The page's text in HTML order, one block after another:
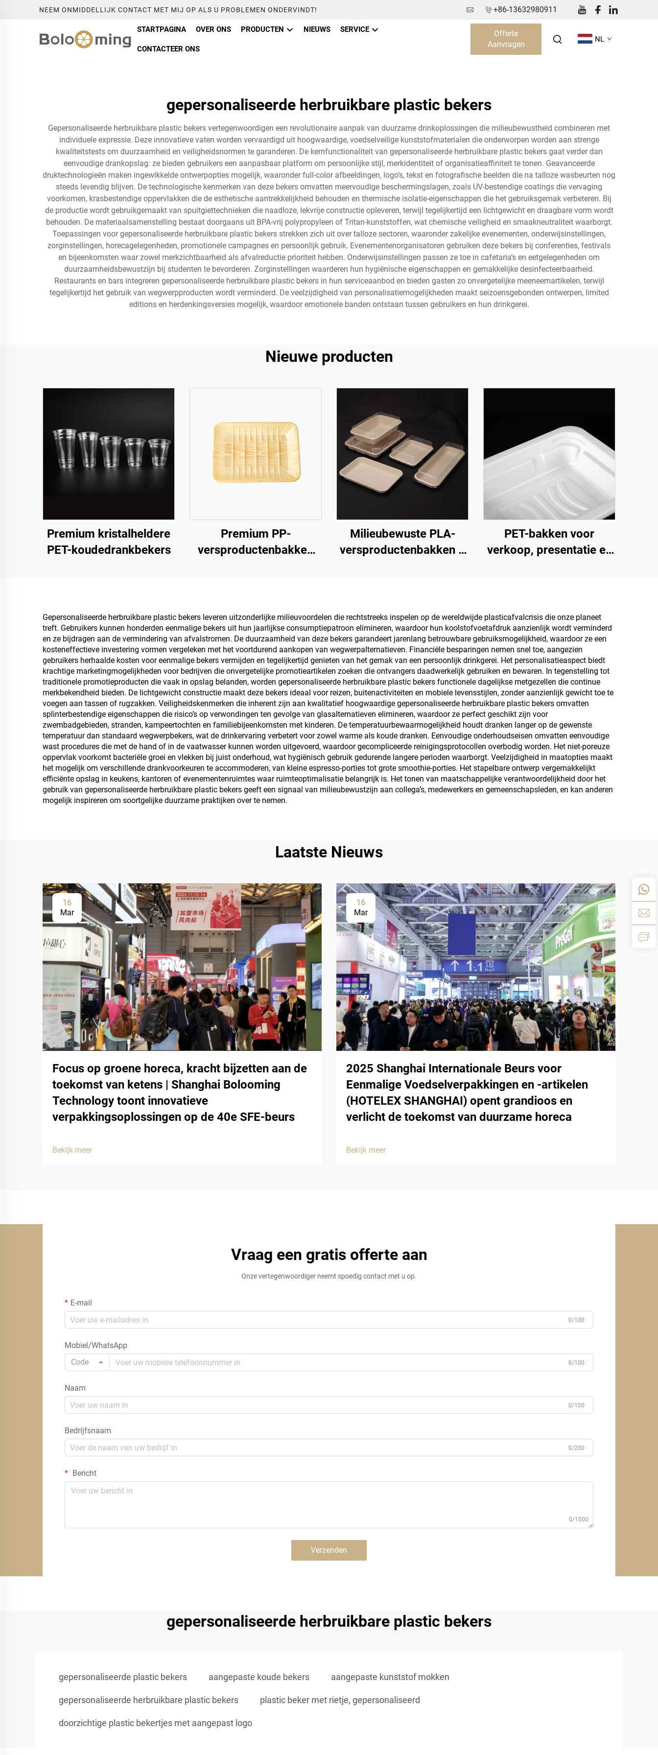
NEEM ONMIDDELLIJK CONTACT MET MIJ OP ALS U PROBLEMEN ONDERVINDT! +86-13632980911
STARTPAGINA OVER ONS PRODUCTEN NIEUWS SERVICE
CONTACTEER ONS
Offerte
Aanvragen
NL
gepersonaliseerde herbruikbare plastic bekers
Gepersonaliseerde herbruikbare plastic bekers vertegenwoordigen een revolutionaire aanpak van duurzame drinkoplossingen die milieubewustheid combineren met
individuele expressie. Deze innovatieve vaten worden vervaardigd uit hoogwaardige, voedselveilige kunststofmaterialen die onderworpen worden aan strenge
kwaliteitstests om duurzaamheid en veiligheidsnormen te garanderen. De kernfunctionaliteit van gepersonaliseerde herbruikbare plastic bekers gaat verder dan
eenvoudige drankopslag: ze bieden gebruikers een aanpasbaar platform om persoonlijke stijl, merkidentiteit of organisatieaffiniteit te tonen. Geavanceerde
druktechnologieën maken ingewikkelde ontwerpopties mogelijk, waaronder full-color afbeeldingen, logo’s, tekst en fotografische beelden die na talloze wasbeurten nog
steeds levendig blijven. De technologische kenmerken van deze bekers omvatten meervoudige beschermingslagen, zoals UV-bestendige coatings die vervaging
voorkomen, krasbestendige oppervlakken die de esthetische aantrekkelijkheid behouden en thermische isolatie-eigenschappen die het gebruiksgemak verbeteren. Bij
de productie wordt gebruikgemaakt van spuitgiettechnieken die naadloze, lekvrije constructie opleveren, terwijl tegelijkertijd een lichtgewicht en draagbare vorm wordt
behouden. De materiaalsamenstelling bestaat doorgaans uit BPA-vrij polypropyleen of Tritan-kunststoffen, wat chemische veiligheid en smaakneutraliteit waarborgt.
Toepassingen voor gepersonaliseerde herbruikbare plastic bekers strekken zich uit over talloze sectoren, waaronder zakelijke evenementen, onderwijsinstellingen,
zorginstellingen, horecagelegenheden, promotionele campagnes en persoonlijk gebruik. Evenementenorganisatoren gebruiken deze bekers bij conferenties, festivals
en bijeenkomsten waar zowel merkzichtbaarheid als afvalreductie prioriteit hebben. Onderwijsinstellingen passen ze toe in cafetaria’s en eetgelegenheden om
duurzaamheidsbewustzijn bij studenten te bevorderen. Zorginstellingen waarderen hun hygiënische eigenschappen en gemakkelijke desinfecteerbaarheid.
Restaurants en bars integreren gepersonaliseerde herbruikbare plastic bekers in hun serviceaanbod en bieden gasten zo onvergetelijke meeneemartikelen, terwijl
tegelijkertijd het gebruik van wegwerpproducten wordt verminderd. De veelzijdigheid van personalisatiemogelijkheden maakt seizoensgebonden ontwerpen, limited
editions en herdenkingsversies mogelijk, waardoor emotionele banden ontstaan tussen gebruikers en hun drinkgerei.
Nieuwe producten
Premium kristalheldere
PET-koudedrankbekers
Premium PP-
versproductenbakken
Milieubewuste PLA-
versproductenbakken –
PET-bakken voor
verkoop, presentatie en
Gepersonaliseerde herbruikbare plastic bekers leveren uitzonderlijke milieuvoordelen die rechtstreeks inspelen op de wereldwijde plasticafvalcrisis die onze planeet
treft. Gebruikers kunnen honderden eenmalige bekers uit hun jaarlijkse consumptiepatroon elimineren, waardoor hun koolstofvoetafdruk aanzienlijk wordt verminderd
en ze bijdragen aan de vermindering van afvalstromen. De duurzaamheid van deze bekers garandeert jarenlang betrouwbare gebruiksmogelijkheid, waardoor ze een
kosteneffectieve investering vormen vergeleken met het voortdurend aankopen van wegwerpalternatieven. Financiële besparingen nemen snel toe, aangezien
gebruikers herhaalde kosten voor eenmalige bekers vermijden en tegelijkertijd genieten van het gemak van een persoonlijk drinkgerei. Het personalisatieaspect biedt
krachtige marketingmogelijkheden voor bedrijven die onvergetelijke promotieartikelen zoeken die ontvangers daadwerkelijk gebruiken en bewaren. In tegenstelling tot
traditionele promotieproducten die vaak in opslag belanden, worden gepersonaliseerde herbruikbare plastic bekers functionele dagelijkse metgezellen die continue
merkbekendheid bieden. De lichtgewicht constructie maakt deze bekers ideaal voor reizen, buitenactiviteiten en mobiele levensstijlen, zonder aanzienlijk gewicht toe te
voegen aan tassen of rugzakken. Veiligheidskenmerken die inherent zijn aan kwalitatief hoogwaardige gepersonaliseerde herbruikbare plastic bekers omvatten
splinterbestendige eigenschappen die risico’s op verwondingen ten gevolge van glasalternatieven elimineren, waardoor ze perfect geschikt zijn voor
zwembadgebieden, stranden, kampeertochten en familiebijeenkomsten met kinderen. De temperatuurbewaarmogelijkheid houdt dranken langer op de gewenste
temperatuur dan standaard wegwerpbekers, wat de drinkervaring verbetert voor zowel warme als koude dranken. Eenvoudige onderhoudseisen omvatten eenvoudige
wast procedures die met de hand of in de vaatwasser kunnen worden uitgevoerd, waardoor gecompliceerde reinigingsprotocollen overbodig worden. Het niet-poreuze
oppervlak voorkomt bacteriële groei en vlekken bij juist onderhoud, wat hygiënisch gebruik gedurende langere perioden waarborgt. Veelzijdigheid in maatopties maakt
het mogelijk om verschillende drankvoorkeuren te accommoderen, van kleine espresso-porties tot grote smoothie-porties. Het stapelbare ontwerp vergemakkelijkt
efficiënte opslag in keukens, kantoren of evenementenruimtes waar ruimteoptimalisatie belangrijk is. Het tonen van maatschappelijke verantwoordelijkheid door het
gebruik van gepersonaliseerde herbruikbare plastic bekers geeft een signaal van milieubewustzijn aan collega’s, medewerkers en gemeenschapsleden, en kan anderen
mogelijk inspireren om soortgelijke duurzame praktijken over te nemen.
Laatste Nieuws
16
Mar
Focus op groene horeca, kracht bijzetten aan de
toekomst van ketens | Shanghai Bolooming
Technology toont innovatieve
verpakkingsoplossingen op de 40e SFE-beurs
Bekijk meer
16
Mar
2025 Shanghai Internationale Beurs voor
Eenmalige Voedselverpakkingen en -artikelen
(HOTELEX SHANGHAI) opent grandioos en
verlicht de toekomst van duurzame horeca
Bekijk meer
Vraag een gratis offerte aan
Onze vertegenwoordiger neemt spoedig contact met u op.
E-mail
0/100
Mobiel/WhatsApp
Code
0/100
Naam
0/100
Bedrijfsnaam
0/200
Bericht
0/1000
Verzenden
gepersonaliseerde herbruikbare plastic bekers
gepersonaliseerde plastic bekers aangepaste koude bekers aangepaste kunststof mokken
gepersonaliseerde herbruikbare plastic bekers plastic beker met rietje, gepersonaliseerd
doorzichtige plastic bekertjes met aangepast logo